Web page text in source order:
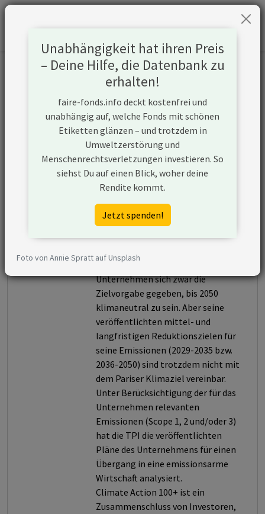
Informationen zum Unternehmen
BlueScope Steel Ltd.
https://www.bluescope.com/
Konflikte
BlueScope Steel Ltd ist einer der
größten Emittenten von
Treibhausgasen weltweit.
Nach den Daten der Climate Action
Pathway Initiative (TPI) hat das
Unternehmen sich zwar die
Zielvorgabe gegeben, bis 2050
klimaneutral zu sein. Aber seine
veröffentlichten mittel- und
langfristigen Reduktionszielen für
seine Emissionen (2029-2035 bzw.
2036-2050) sind trotzdem nicht mit
dem Pariser Klimaziel vereinbar.
Unter Berücksichtigung der für das
Unternehmen relevanten
Emissionen (Scope 1, 2 und/oder 3)
hat die TPI die veröffentlichten
Pläne des Unternehmens für einen
Übergang in eine emissionsarme
Wirtschaft analysiert.
Climate Action 100+ ist ein
Zusammenschluss von Investoren,
Unabhängigkeit hat ihren Preis
– Deine Hilfe, die Datenbank zu
erhalten!
faire-fonds.info deckt kostenfrei und
unabhängig auf, welche Fonds mit schönen
Etiketten glänzen – und trotzdem in
Umweltzerstörung und
Menschenrechtsverletzungen investieren. So
siehst Du auf einen Blick, woher deine
Rendite kommt.
Jetzt spenden!
Foto von Annie Spratt auf Unsplash